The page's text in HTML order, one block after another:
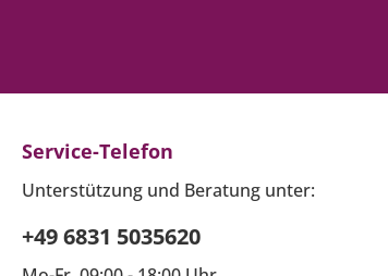
Service-Telefon
Unterstützung und Beratung unter:
+49 6831 5035620